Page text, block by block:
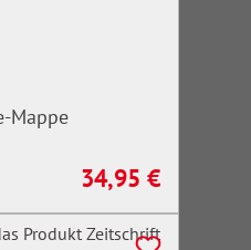
Mappe
Regulärer Preis:
34,95 €